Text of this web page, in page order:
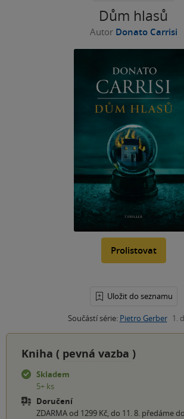
Dům hlasů
Autor Donato Carrisi
Prolistovat
Uložit do seznamu
Součástí série: Pietro Gerber 1.
Kniha ( pevná vazba )
Skladem
5+ ks
Doručení
ZDARMA od 1299 Kč, do 11. 8. předáme